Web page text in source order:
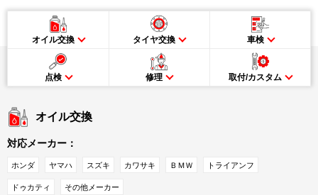
オイル交換 タイヤ交換 車検
点検 修理 取付/カスタム
オイル交換
対応メーカー：
ホンダ ヤマハ スズキ カワサキ ＢＭＷ トライアンフ
ドゥカティ その他メーカー